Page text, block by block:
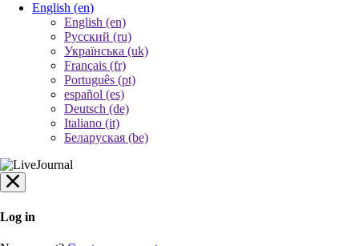
English (en)
English (en)
Русский (ru)
Українська (uk)
Français (fr)
Português (pt)
español (es)
Deutsch (de)
Italiano (it)
Беларуская (be)
Log in